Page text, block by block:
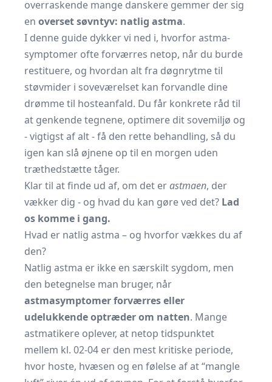
overraskende mange danskere gemmer der sig
en overset søvntyv: natlig astma.
I denne guide dykker vi ned i, hvorfor astma-
symptomer ofte forværres netop, når du burde
restituere, og hvordan alt fra døgnrytme til
støvmider i soveværelset kan forvandle dine
drømme til hosteanfald. Du får konkrete råd til
at genkende tegnene, optimere dit sovemiljø og
- vigtigst af alt - få den rette behandling, så du
igen kan slå øjnene op til en morgen uden
træthedstætte tåger.
Klar til at finde ud af, om det erastmaen, der
vækker dig - og hvad du kan gøre ved det? Lad
os komme i gang.
Hvad er natlig astma – og hvorfor vækkes du af
den?
Natlig astma er ikke en særskilt sygdom, men
den betegnelse man bruger, når
astmasymptomer forværres eller
udelukkende optræder om natten. Mange
astmatikere oplever, at netop tidspunktet
mellem kl. 02-04 er den mest kritiske periode,
hvor hoste, hvæsen og en følelse af at “mangle